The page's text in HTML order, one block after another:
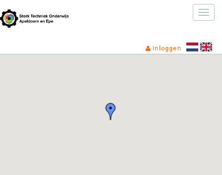
Toggle
Inloggen